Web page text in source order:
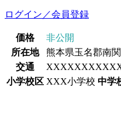
ログイン／会員登録
価格
非公開
所在地
熊本県玉名郡南
交通
小学校区 XXX小学校 中学